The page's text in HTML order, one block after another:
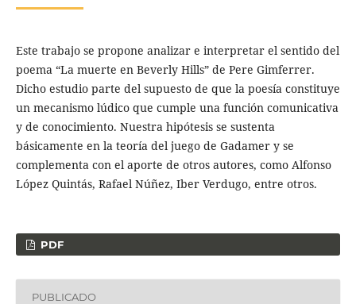
Este trabajo se propone analizar e interpretar el sentido del
poema “La muerte en Beverly Hills” de Pere Gimferrer.
Dicho estudio parte del supuesto de que la poesía constituye
un mecanismo lúdico que cumple una función comunicativa
y de conocimiento. Nuestra hipótesis se sustenta
básicamente en la teoría del juego de Gadamer y se
complementa con el aporte de otros autores, como Alfonso
López Quintás, Rafael Núñez, Iber Verdugo, entre otros.
PDF
PUBLICADO